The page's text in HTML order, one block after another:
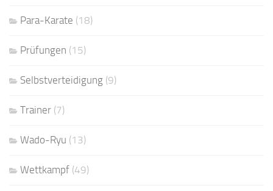
Para-Karate (18)
Prüfungen (15)
Selbstverteidigung (9)
Trainer (7)
Wado-Ryu (13)
Wettkampf (49)